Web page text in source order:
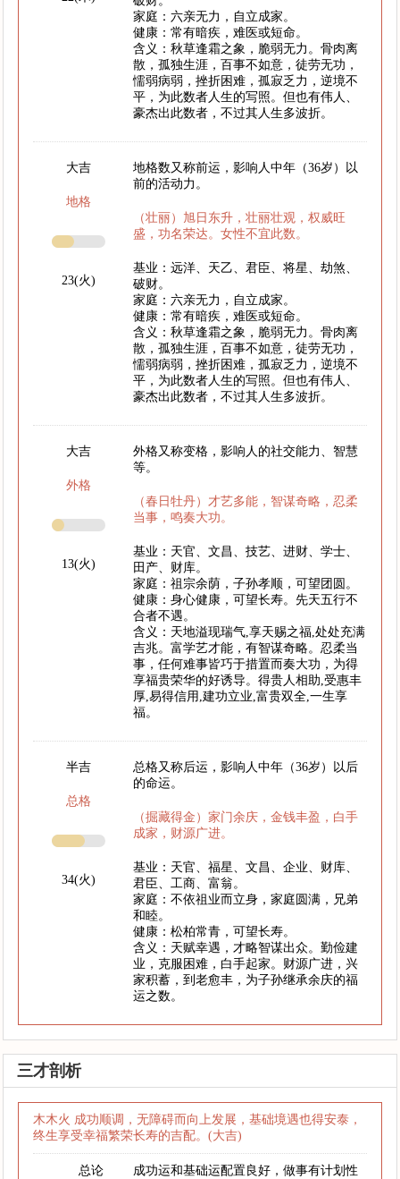
家庭：六亲无力，自立成家。
健康：常有暗疾，难医或短命。
含义：秋草逢霜之象，脆弱无力。骨肉离
散，孤独生涯，百事不如意，徒劳无功，
懦弱病弱，挫折困难，孤寂乏力，逆境不
平，为此数者人生的写照。但也有伟人、
豪杰出此数者，不过其人生多波折。
大吉
地格
23(火)
地格数又称前运，影响人中年（36岁）以
前的活动力。
（壮丽）旭日东升，壮丽壮观，权威旺
盛，功名荣达。女性不宜此数。
基业：远洋、天乙、君臣、将星、劫煞、
破财。
家庭：六亲无力，自立成家。
健康：常有暗疾，难医或短命。
含义：秋草逢霜之象，脆弱无力。骨肉离
散，孤独生涯，百事不如意，徒劳无功，
懦弱病弱，挫折困难，孤寂乏力，逆境不
平，为此数者人生的写照。但也有伟人、
豪杰出此数者，不过其人生多波折。
大吉
外格
13(火)
外格又称变格，影响人的社交能力、智慧
等。
（春日牡丹）才艺多能，智谋奇略，忍柔
当事，鸣奏大功。
基业：天官、文昌、技艺、进财、学士、
田产、财库。
家庭：祖宗余荫，子孙孝顺，可望团圆。
健康：身心健康，可望长寿。先天五行不
合者不遇。
含义：天地溢现瑞气,享天赐之福,处处充满
吉兆。富学艺才能，有智谋奇略。忍柔当
事，任何难事皆巧于措置而奏大功，为得
享福贵荣华的好诱导。得贵人相助,受惠丰
厚,易得信用,建功立业,富贵双全,一生享
福。
半吉
总格
34(火)
总格又称后运，影响人中年（36岁）以后
的命运。
（掘藏得金）家门余庆，金钱丰盈，白手
成家，财源广进。
基业：天官、福星、文昌、企业、财库、
君臣、工商、富翁。
家庭：不依祖业而立身，家庭圆满，兄弟
和睦。
健康：松柏常青，可望长寿。
含义：天赋幸遇，才略智谋出众。勤俭建
业，克服困难，白手起家。财源广进，兴
家积蓄，到老愈丰，为子孙继承余庆的福
运之数。
三才剖析
木木火 成功顺调，无障碍而向上发展，基础境遇也得安泰，
终生享受幸福繁荣长寿的吉配。(大吉)
总论
成功运和基础运配置良好，做事有计划性